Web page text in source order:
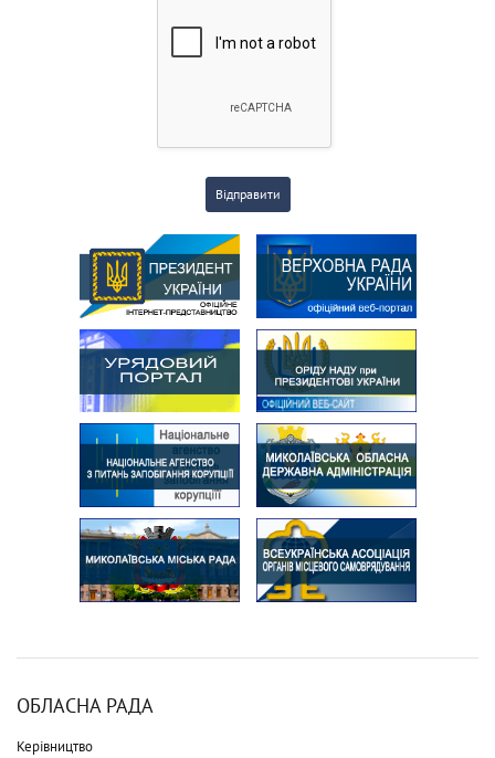
Відправити
ОБЛАСНА РАДА
Керівництво